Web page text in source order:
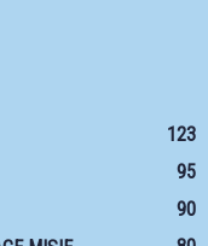
123
95
90